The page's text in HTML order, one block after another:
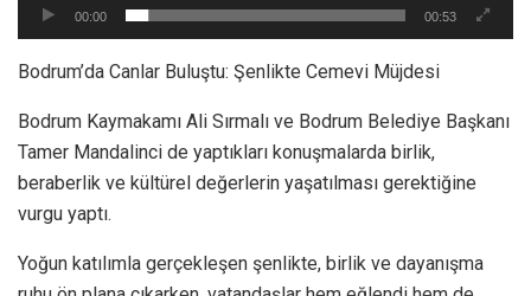
00:00 00:53
Bodrum’da Canlar Buluştu: Şenlikte Cemevi Müjdesi
Bodrum Kaymakamı Ali Sırmalı ve Bodrum Belediye Başkanı
Tamer Mandalinci de yaptıkları konuşmalarda birlik,
beraberlik ve kültürel değerlerin yaşatılması gerektiğine
vurgu yaptı.
Yoğun katılımla gerçekleşen şenlikte, birlik ve dayanışma